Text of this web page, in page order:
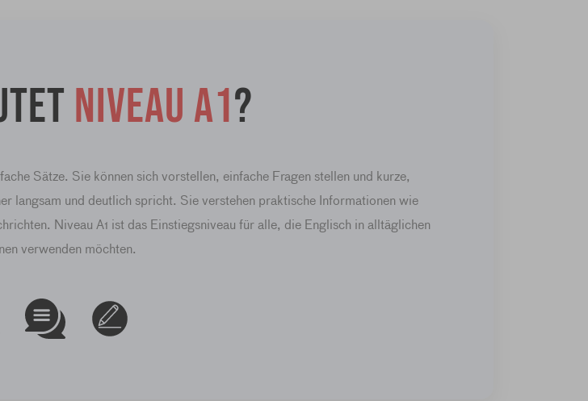
Niveau A1?
Sätze. Sie können sich vorstellen, einfache Fragen stellen und kurze,
langsam und deutlich spricht. Sie verstehen praktische Informationen wie
Niveau A1 ist das Einstiegsniveau für alle, die Englisch in alltäglichen
verwenden möchten.